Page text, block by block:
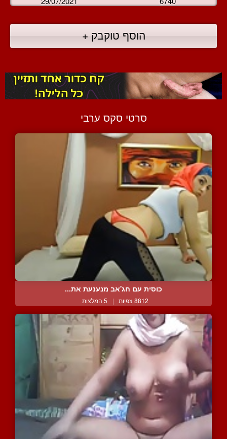
הוסף טוקבק +
סרטי סקס ערבי
כוסית עם חג'אב מנענעת את...
8812 צפיות | 5 המלצות